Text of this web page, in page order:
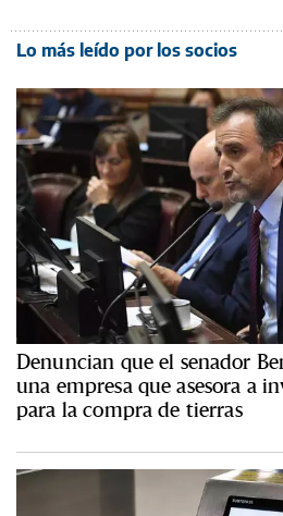
Lo más leído por los socios
Denuncian que el senador
una empresa que asesora a
para la compra de tierras